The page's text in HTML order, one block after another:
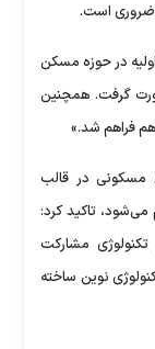
است.
در حوزه مسکن
گرفت. همچنین
فراهم شد.»
مسکونی در قالب
می‌شود، تاکید کرد:
تکنولوژی مشارکت
با تکنولوژی نوین ساخته